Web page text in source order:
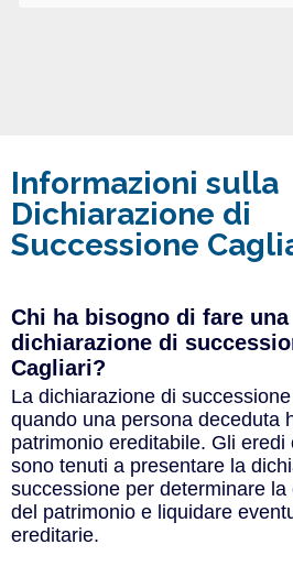
Informazioni sulla
Dichiarazione di
Successione
Chi ha bisogno di fare una
dichiarazione di
Cagliari?
La dichiarazione di
quando una persona deceduta
patrimonio ereditabile. Gli eredi
sono tenuti a presentare la
successione per determinare la
del patrimonio e liquidare
ereditarie.